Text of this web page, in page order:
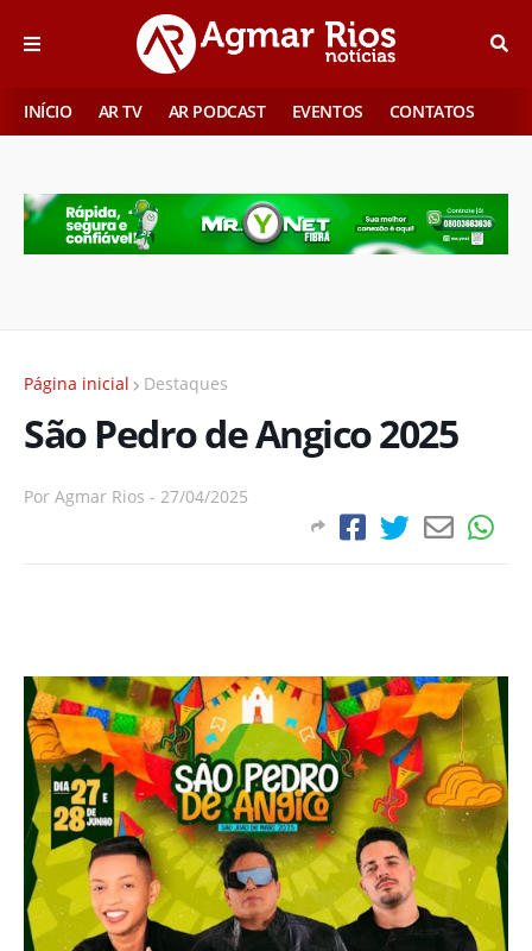
INÍCIO AR TV AR PODCAST EVENTOS CONTATOS
Página inicial Destaques
São Pedro de Angico 2025
Por Agmar Rios - 27/04/2025